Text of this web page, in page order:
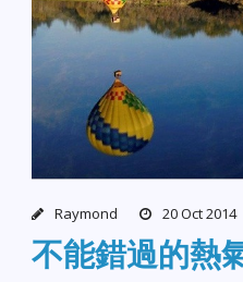
Raymond 20 Oct 2014
不能錯過的熱